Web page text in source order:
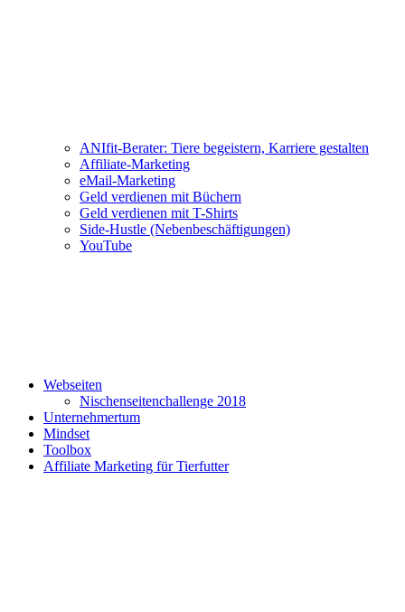
ANIfit-Berater: Tiere begeistern, Karriere gestalten
Affiliate-Marketing
eMail-Marketing
Geld verdienen mit Büchern
Geld verdienen mit T-Shirts
Side-Hustle (Nebenbeschäftigungen)
YouTube
Webseiten
Nischenseitenchallenge 2018
Unternehmertum
Mindset
Toolbox
Affiliate Marketing für Tierfutter